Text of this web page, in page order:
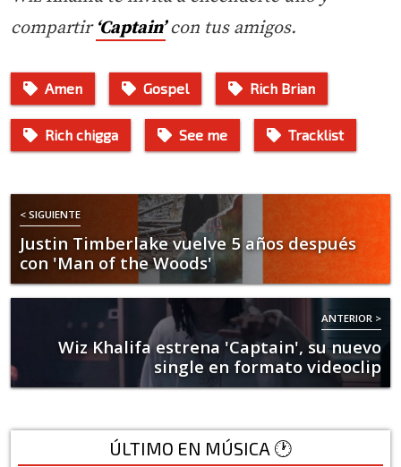
compartir ‘Captain’con tus amigos.
Amen Gospel Rich Brian
Rich chigga See me Tracklist
< SIGUIENTE
Justin Timberlake vuelve 5 años después
con 'Man of the Woods'
ANTERIOR >
Wiz Khalifa estrena 'Captain', su nuevo
single en formato videoclip
ÚLTIMO EN MÚSICA 🕐